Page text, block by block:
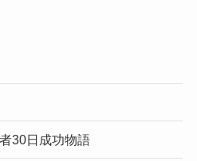
30日成功物語